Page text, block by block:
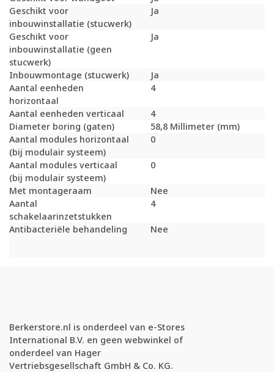
Geschikt voor
inbouwinstallatie (stucwerk)
Ja
Geschikt voor
inbouwinstallatie (geen
stucwerk)
Ja
Inbouwmontage (stucwerk)
Ja
Aantal eenheden
horizontaal
4
Aantal eenheden verticaal
4
Diameter boring (gaten)
58,8 Millimeter (mm)
Aantal modules horizontaal
(bij modulair systeem)
0
Aantal modules verticaal
(bij modulair systeem)
0
Met montageraam
Nee
Aantal
schakelaarinzetstukken
4
Antibacteriële behandeling Nee
Berkerstore.nl is onderdeel van e-Stores
International B.V. en geen webwinkel of
onderdeel van Hager
Vertriebsgesellschaft GmbH & Co. KG.